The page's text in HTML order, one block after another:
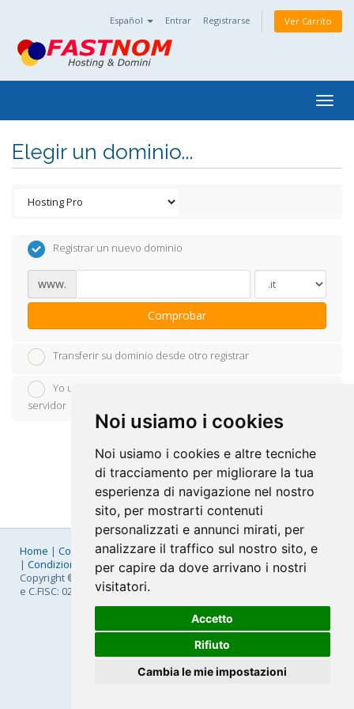
Noi usiamo i cookies
Noi usiamo i cookies e altre tecniche
di tracciamento per migliorare la tua
esperienza di navigazione nel nostro
sito, per mostrarti contenuti
personalizzati e annunci mirati, per
analizzare il traffico sul nostro sito, e
per capire da dove arrivano i nostri
visitatori.
Accetto
Rifiuto
Cambia le mie impostazioni
Español Entrar Registrarse Ver Carrito
Elegir un dominio...
Registrar un nuevo dominio
www.
Comprobar
Transferir su dominio desde otro registrar
Yo usaré mi propio dominio y modificaré los nombres del
servidor
Home | Company|Listino Prezzi|Pagamenti |SLA|Privacy
| Condizioni Generali|Fatturazione Elettronica|Mappa
Copyright © 2026 FastNom Planetel S.p.A. - Divisione .Cloud - P.IVA
e C.FISC: 02831630161